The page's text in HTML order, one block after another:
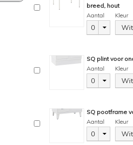
breed, hout
Aantal
0
Kleur
SQ plint voor
Aantal
0
Kleur
SQ pootframe
Aantal
0
Kleur